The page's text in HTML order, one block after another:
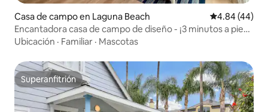
Casa de campo en Laguna Beach Calificación
4.84 (44)
Encantadora casa de campo de diseño - ¡3 minutos a pie
de la playa!
Ubicación · Familiar · Mascotas
Superanfitrión
Superanfitrión